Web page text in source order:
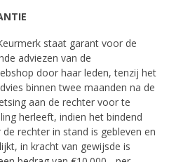
staat garant voor de
adviezen van de
door haar leden, tenzij het
binnen twee maanden na de
aan de rechter voor te
herleeft, indien het bindend
rechter in stand is gebleven en
in kracht van gewijsde is